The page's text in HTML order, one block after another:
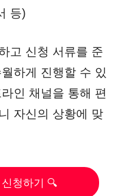
등)
고 신청 서류를 준
하게 진행할 수 있
인 채널을 통해 편
자신의 상황에 맞
청하기 🔍